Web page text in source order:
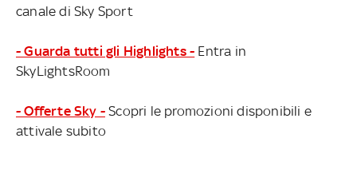
canale di Sky Sport
- Guarda tutti gli Highlights - Entra in
SkyLightsRoom
- Offerte Sky - Scopri le promozioni disponibili e
attivale subito